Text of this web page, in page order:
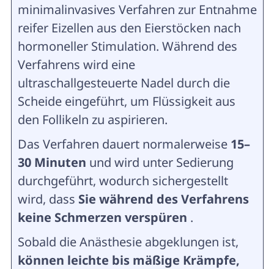
minimalinvasives Verfahren zur Entnahme
reifer Eizellen aus den Eierstöcken nach
hormoneller Stimulation. Während des
Verfahrens wird eine
ultraschallgesteuerte Nadel durch die
Scheide eingeführt, um Flüssigkeit aus
den Follikeln zu aspirieren.
Das Verfahren dauert normalerweise 15–
30 Minuten und wird unter Sedierung
durchgeführt, wodurch sichergestellt
wird, dass Sie während des Verfahrens
keine Schmerzen verspüren .
Sobald die Anästhesie abgeklungen ist,
können leichte bis mäßige Krämpfe,